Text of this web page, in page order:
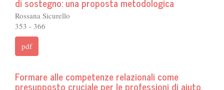
Rossana Sicurello
353 - 366
pdf
Formare alle competenze relazionali come
presupposto cruciale per le professioni di aiuto.